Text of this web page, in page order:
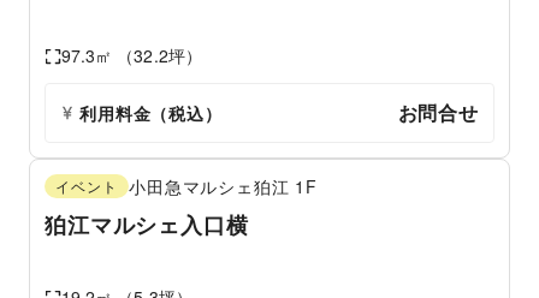
97.3㎡ （32.2坪）
利用料金（税込） お問合せ
イベント 小田急マルシェ狛江 1F
狛江マルシェ入口横